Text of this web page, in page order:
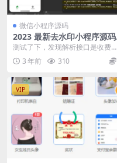
微信小程序源码
2023 最新去水印小程序源码
无后台附带接口
测试了下，发现解析接口是收费
的。 自己有免费接口的可以自己替
换下。UI看着挺不错...
3 年前 310
VIP